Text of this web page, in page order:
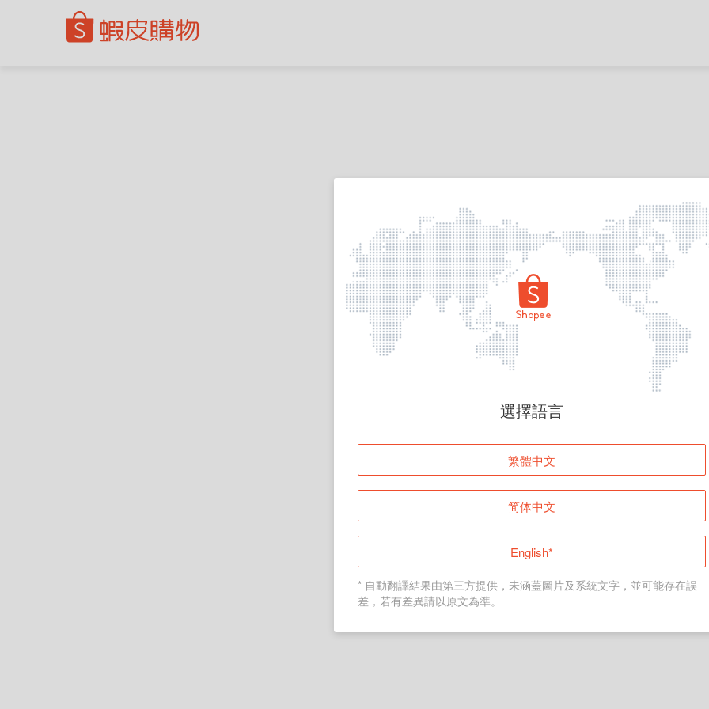
頁面無法顯示
登入
返回首頁
選擇語言
繁體中文
简体中文
English*
* 自動翻譯結果由第三方提供，未涵蓋圖片及系統文字，並可能存在誤
差，若有差異請以原文為準。